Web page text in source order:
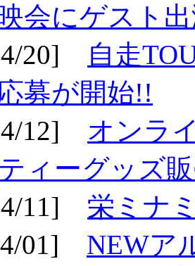
会にゲスト
20]
自走
募が開始!!
12] オンラ
ィーグッズ
11] 栄ミナ
01] NEWア